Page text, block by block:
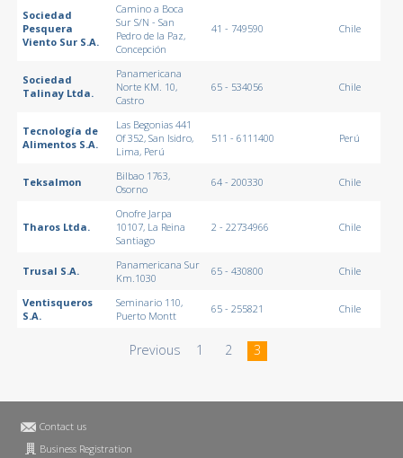
Sociedad
Pesquera
Viento Sur S.A.
Camino a Boca
Sur S/N - San
Pedro de la Paz,
Concepción
41 - 749590 Chile
Sociedad
Talinay Ltda.
Panamericana
Norte KM. 10,
Castro
65 - 534056 Chile
Tecnología de
Alimentos S.A.
Las Begonias 441
Of 352, San Isidro,
Lima, Perú
511 - 6111400 Perú
Teksalmon
Bilbao 1763,
Osorno
64 - 200330 Chile
Tharos Ltda.
Onofre Jarpa
10107, La Reina
Santiago
2 - 22734966 Chile
Trusal S.A.
Panamericana Sur
Km.1030
65 - 430800 Chile
Ventisqueros
S.A.
Seminario 110,
Puerto Montt
65 - 255821 Chile
Previous 1 2 3
Contact us
Business Registration